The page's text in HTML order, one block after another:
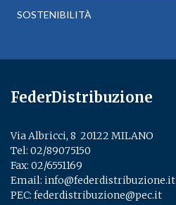
SOSTENIBILITÀ
FederDistribuzione
Via Albricci, 8 ­ 20122 MILANO
Tel: 02/89075150
Fax: 02/6551169
Email: info@federdistribuzione.it
PEC: federdistribuzione@pec.it